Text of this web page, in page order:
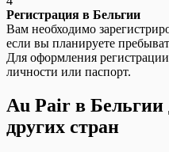
Регистрация в Бельгии
Вам необходимо
если вы планируете
Для оформления
личности или паспорт.
Au Pair в Бельгии
других стран